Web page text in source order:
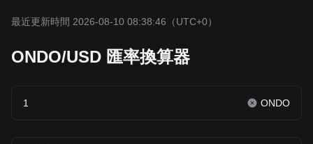
最近更新時間 2026-08-10 08:38:46 （UTC+0）
ONDO/USD 匯率換算器
ONDO